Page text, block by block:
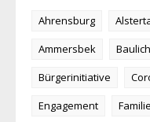
Ahrensburg
Ammersbek
Bürgerinitiative
Engagement
Familie